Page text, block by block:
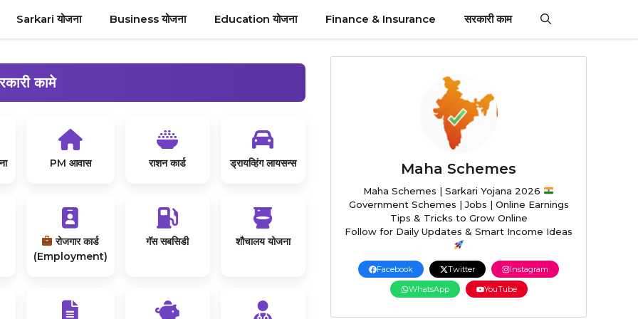
Sarkari योजना Business योजना Education योजना Finance & Insurance सरकारी काम
कामे
PM आवास राशन कार्ड ड्रायव्हिंग लायसन्स
रोजगार कार्ड
(Employment)
गॅस सबसिडी शौचालय योजना
Maha Schemes
Maha Schemes | Sarkari Yojana 2026
Government Schemes | Jobs | Online Earnings
Tips & Tricks to Grow Online
Follow for Daily Updates & Smart Income Ideas
Facebook Twitter
Instagram
WhatsApp
YouTube